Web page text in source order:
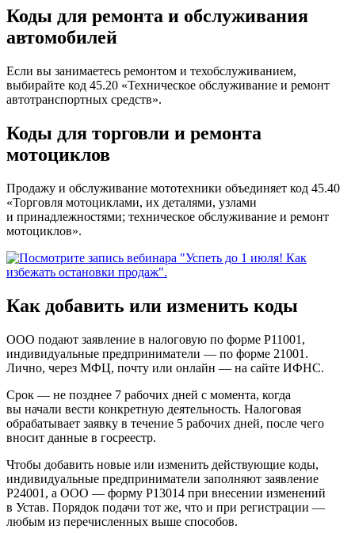
Коды для ремонта и обслуживания
автомобилей
Если вы занимаетесь ремонтом и техобслуживанием,
выбирайте код 45.20 «Техническое обслуживание и ремонт
автотранспортных средств».
Коды для торговли и ремонта
мотоциклов
Продажу и обслуживание мототехники объединяет код 45.40
«Торговля мотоциклами, их деталями, узлами
и принадлежностями; техническое обслуживание и ремонт
мотоциклов».
Как добавить или изменить коды
ООО подают заявление в налоговую по форме Р11001,
индивидуальные предприниматели — по форме 21001.
Лично, через МФЦ, почту или онлайн — на сайте ИФНС.
Срок — не позднее 7 рабочих дней с момента, когда
вы начали вести конкретную деятельность. Налоговая
обрабатывает заявку в течение 5 рабочих дней, после чего
вносит данные в госреестр.
Чтобы добавить новые или изменить действующие коды,
индивидуальные предприниматели заполняют заявление
Р24001, а ООО — форму Р13014 при внесении изменений
в Устав. Порядок подачи тот же, что и при регистрации —
любым из перечисленных выше способов.